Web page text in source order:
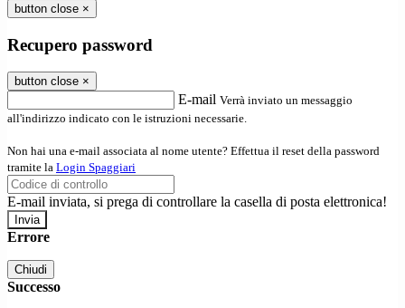
button close ×
Recupero password
button close ×
E-mail Verrà inviato un messaggio
all'indirizzo indicato con le istruzioni necessarie.
Non hai una e-mail associata al nome utente? Effettua il reset della password
tramite la Login Spaggiari
E-mail inviata, si prega di controllare la casella di posta elettronica!
Errore
Chiudi
Successo